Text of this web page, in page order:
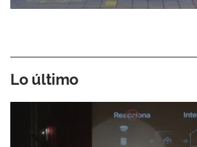
Lo último